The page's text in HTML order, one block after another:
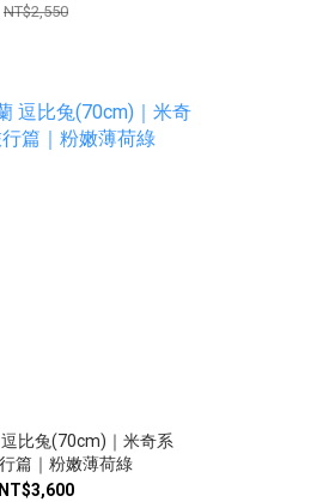
NT$2,550
逗比兔(70cm)｜米奇系
篇｜粉嫩薄荷綠
NT$3,600